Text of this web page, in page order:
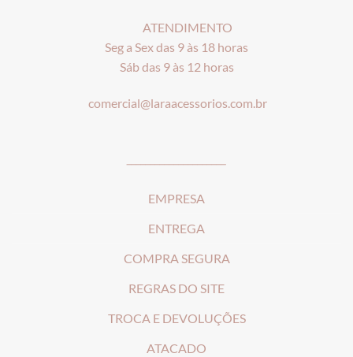
ATENDIMENTO
Seg a Sex das 9 às 18 horas
Sáb das 9 às 12 horas
comercial@laraacessorios.com.br
EMPRESA
ENTREGA
COMPRA SEGURA
REGRAS DO SITE
TROCA E DEVOLUÇÕES
ATACADO